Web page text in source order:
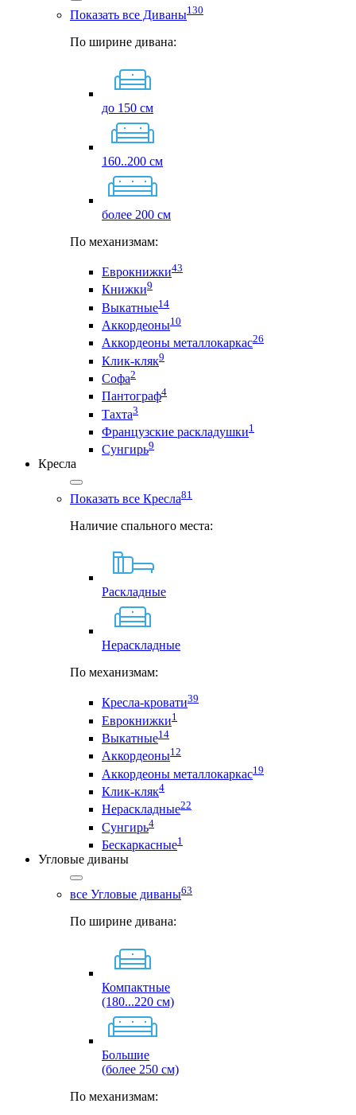
Показать все Диваны130
По ширине дивана:
до 150 см
160..200 см
более 200 см
По механизмам:
Еврокнижки43
Книжки9
Выкатные14
Аккордеоны10
Аккордеоны металлокаркас26
Клик-кляк9
Софа2
Пантограф4
Тахта3
Французские раскладушки1
Сунгирь9
Кресла
Показать все Кресла81
Наличие спального места:
Раскладные
Нераскладные
По механизмам:
Кресла-кровати39
Еврокнижки1
Выкатные14
Аккордеоны12
Аккордеоны металлокаркас19
Клик-кляк4
Нераскладные22
Сунгирь4
Бескаркасные1
Угловые диваны
все Угловые диваны63
По ширине дивана:
Компактные
(180...220 см)
Большие
(более 250 см)
По механизмам: